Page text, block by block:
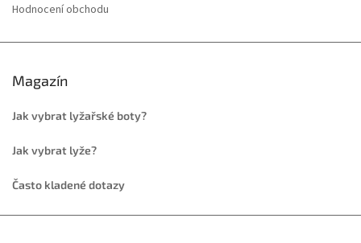
Hodnocení obchodu
Magazín
Jak vybrat lyžařské boty?
Jak vybrat lyže?
Často kladené dotazy